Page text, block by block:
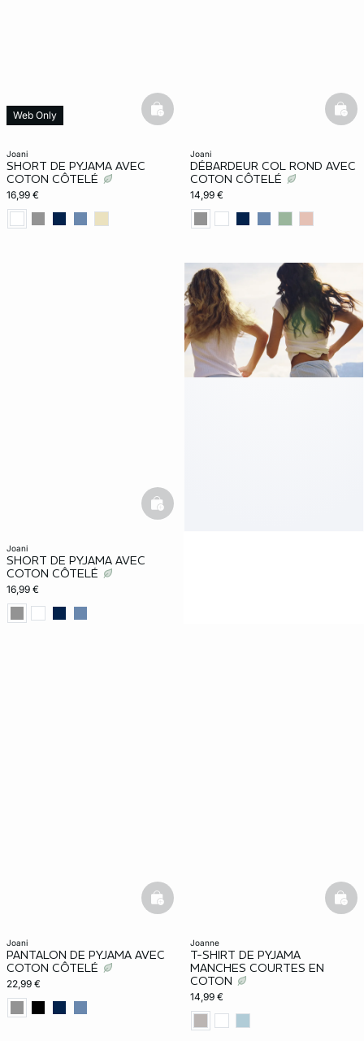
joani
SHORT DE PYJAMA AVEC
COTON CÔTELÉ
16,99 €
Web Only basketfull
joani
DÉBARDEUR COL ROND AVEC
COTON CÔTELÉ
14,99 €
joani
SHORT DE PYJAMA AVEC
COTON CÔTELÉ
16,99 €
basketfull
joani
PANTALON DE PYJAMA AVEC
COTON CÔTELÉ
22,99 €
basketfull
joanne
T-SHIRT DE PYJAMA
MANCHES COURTES EN
COTON
14,99 €